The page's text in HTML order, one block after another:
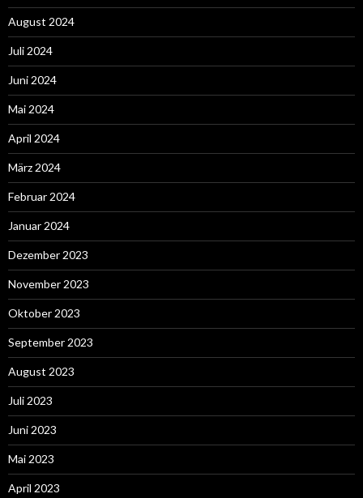
August 2024
Juli 2024
Juni 2024
Mai 2024
April 2024
März 2024
Februar 2024
Januar 2024
Dezember 2023
November 2023
Oktober 2023
September 2023
August 2023
Juli 2023
Juni 2023
Mai 2023
April 2023